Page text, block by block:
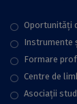
Oportunități
Instrumente
Formare
Centre de
Asociații